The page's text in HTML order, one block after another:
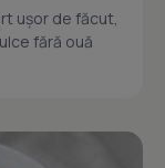
ușor de făcut,
fără ouă